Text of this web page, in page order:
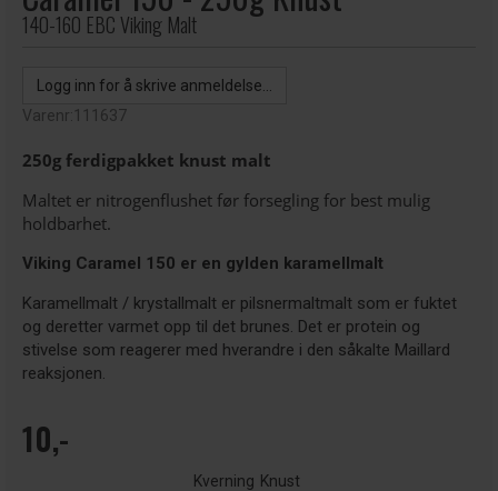
140-160 EBC Viking Malt
Logg inn for å skrive anmeldelse...
Varenr:111637
250g ferdigpakket knust malt
Maltet er nitrogenflushet før forsegling for best mulig
holdbarhet.
Viking Caramel 150 er en gylden karamellmalt
Karamellmalt / krystallmalt er pilsnermaltmalt som er fuktet
og deretter varmet opp til det brunes. Det er protein og
stivelse som reagerer med hverandre i den såkalte Maillard
reaksjonen.
10,-
Kverning Knust